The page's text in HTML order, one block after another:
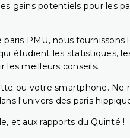
gains potentiels pour les
PMU, nous fournissons
étudient les statistiques,
les meilleurs conseils.
ou votre smartphone. Ne
l'univers des paris
et aux rapports du Quinté !